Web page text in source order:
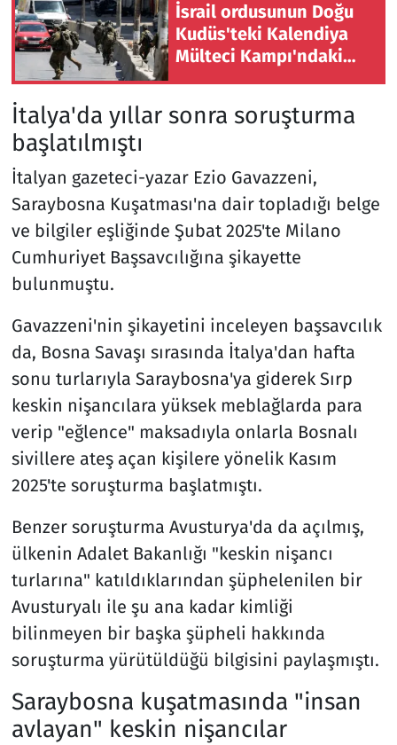
İsrail ordusunun Doğu
Kudüs'teki Kalendiya
Mülteci Kampı'ndaki
İtalya'da yıllar sonra soruşturma
başlatılmıştı
İtalyan gazeteci-yazar Ezio Gavazzeni,
Saraybosna Kuşatması'na dair topladığı belge
ve bilgiler eşliğinde Şubat 2025'te Milano
Cumhuriyet Başsavcılığına şikayette
bulunmuştu.
Gavazzeni'nin şikayetini inceleyen başsavcılık
da, Bosna Savaşı sırasında İtalya'dan hafta
sonu turlarıyla Saraybosna'ya giderek Sırp
keskin nişancılara yüksek meblağlarda para
verip "eğlence" maksadıyla onlarla Bosnalı
sivillere ateş açan kişilere yönelik Kasım
2025'te soruşturma başlatmıştı.
Benzer soruşturma Avusturya'da da açılmış,
ülkenin Adalet Bakanlığı "keskin nişancı
turlarına" katıldıklarından şüphelenilen bir
Avusturyalı ile şu ana kadar kimliği
bilinmeyen bir başka şüpheli hakkında
soruşturma yürütüldüğü bilgisini paylaşmıştı.
Saraybosna kuşatmasında "insan
avlayan" keskin nişancılar